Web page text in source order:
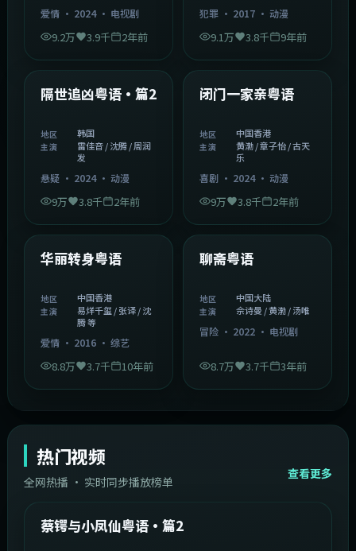
爱情· 2024· 电视剧
9.2万 3.9千 2年前
犯罪· 2017· 动漫
9.1万 3.8千 9年前
精选
隔世追凶粤语·篇2
地区 韩国
主演
雷佳音 / 沈腾 / 周润
发
悬疑· 2024· 动漫
9万 3.8千 2年前
精选
闭门一家亲粤语
地区 中国香港
主演
黄渤 / 章子怡 / 古天
乐
喜剧· 2024· 动漫
9万 3.8千 2年前
精选
华丽转身粤语
地区 中国香港
主演
易烊千玺 / 张译 / 沈
腾 等
爱情· 2016· 综艺
8.8万 3.7千 10年前
精选
聊斋粤语
地区 中国大陆
主演 佘诗曼 / 黄渤 / 汤唯
冒险· 2022· 电视剧
8.7万 3.7千 3年前
热门视频
全网热播 · 实时同步播放榜单
查看更多
热门
韩国 44:14
蔡锷与小凤仙粤语·篇2